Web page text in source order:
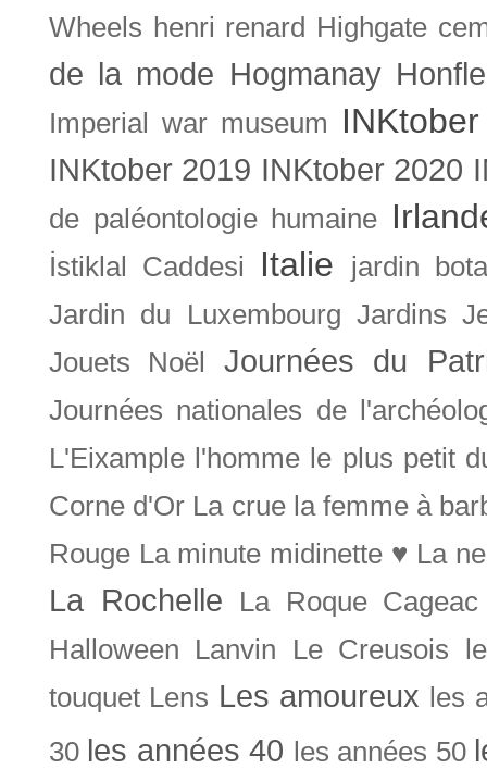
Wheels henri renard Highgate
de la mode Hogmanay
Imperial war museum INKtober
INKtober 2019 INKtober 2020
de paléontologie humaine
İstiklal Caddesi Italie
jardin
Jardin du Luxembourg Jardins
Jouets Noël
Journées du
Journées nationales de
L'Eixample l'homme le plus petit
Corne d'Or La crue la femme à
Rouge La minute midinette ♥ La
La Rochelle
La Roque Cageac
Halloween
Lanvin Le Creusois
touquet Lens Les amoureux les
30 les années 40 les années 50